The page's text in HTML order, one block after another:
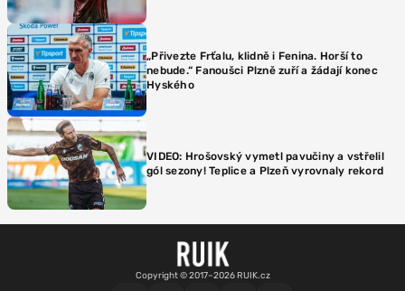
„Přivezte Frťalu, klidně i Fenina. Horší to
nebude.“ Fanoušci Plzně zuří a žádají konec
Hyského
VIDEO: Hrošovský vymetl pavučiny a vstřelil
gól sezony! Teplice a Plzeň vyrovnaly rekord
Copyright © 2017–2026 RUIK.cz